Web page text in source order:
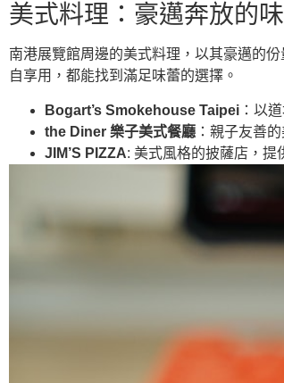
美式料理：豪邁奔放的
南港展覽館周邊的美式料理，以其豪邁的
自享用，都能找到滿足味蕾的選擇。
Bogart’s Smokehouse Taipei ：以
the Diner 樂子美式餐廳 ：親子友善
JIM’S PIZZA: 美式風格的披薩店，提